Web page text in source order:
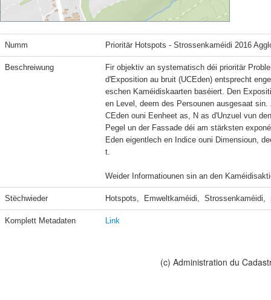
Numm Prioritär Hotspots - Strossenkaméidi 2016
Beschreiwung
Fir objektiv an systematisch déi prioritär
d'Exposition au bruit (UCEden) entsprecht
eschen Kaméidiskaarten baséiert. Den
en Level, deem des Persounen ausgesaat
CEden ouni Eenheet as, N as d'Unzuel vun
Pegel un der Fassade déi am stärksten
Eden eigentlech en Indice ouni Dimensioun,
t.
Weider Informatiounen sin an den
Stëchwieder Hotspots,  Emweltkaméidi,  Strossenkaméidi,
Komplett Metadaten Link
(c) Administration du